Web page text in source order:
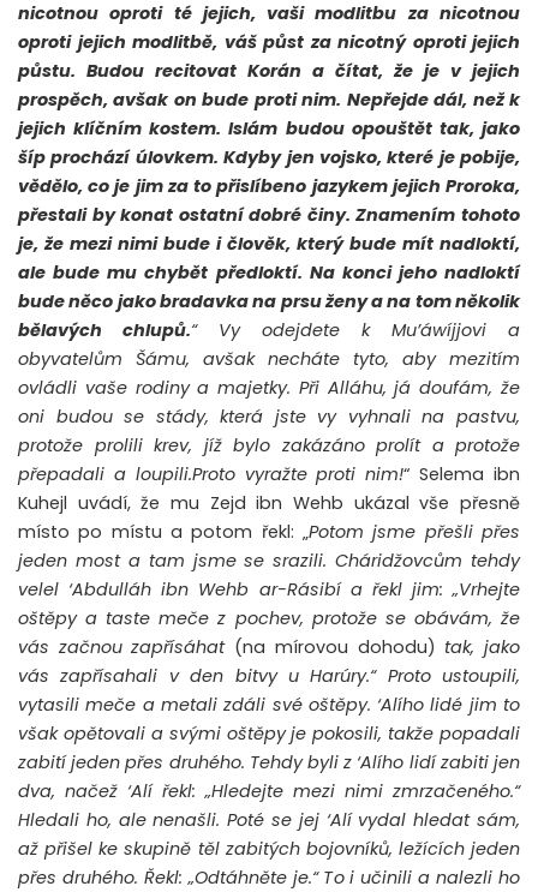
nicotnou oproti té jejich, vaši modlitbu za nicotnou
oproti jejich modlitbě, váš půst za nicotný oproti jejich
půstu. Budou recitovat Korán a čítat, že je v jejich
prospěch, avšak on bude proti nim. Nepřejde dál, než k
jejich klíčním kostem. Islám budou opouštět tak, jako
šíp prochází úlovkem.Kdyby jen vojsko, které je pobije,
vědělo, co je jim za to přislíbeno jazykem jejich Proroka,
přestali by konat ostatní dobré činy. Znamením tohoto
je, že mezi nimi bude i člověk, který bude mít nadloktí,
ale bude mu chybět předloktí. Na konci jeho nadloktí
bude něco jako bradavka na prsu ženy a na tom několik
bělavých chlupů.“ Vy odejdete k Mu’áwíjjovi a
obyvatelům Šámu, avšak necháte tyto, aby mezitím
ovládli vaše rodiny a majetky. Při Alláhu, já doufám, že
oni budou se stády, která jste vy vyhnali na pastvu,
protože prolili krev, jíž bylo zakázáno prolít a protože
přepadali a loupili.Proto vyražte proti nim!“ Selema ibn
Kuhejl uvádí, že mu Zejd ibn Wehb ukázal vše přesně
místo po místu a potom řekl: „Potom jsme přešli přes
jeden most a tam jsme se srazili. Cháridžovcům tehdy
velel ‘Abdulláh ibn Wehb ar-Rásibí a řekl jim: „Vrhejte
oštěpy a taste meče z pochev, protože se obávám, že
vás začnou zapřísáhat (na mírovou dohodu) tak, jako
vás zapřísahali v den bitvy u Harúry.“ Proto ustoupili,
vytasili meče a metali zdáli své oštěpy. ‘Alího lidé jim to
však opětovali a svými oštěpy je pokosili, takže popadali
zabití jeden přes druhého. Tehdy byli z ‘Alího lidí zabiti jen
dva, načež ‘Alí řekl: „Hledejte mezi nimi zmrzačeného.“
Hledali ho, ale nenašli. Poté se jej ‘Alí vydal hledat sám,
až přišel ke skupině těl zabitých bojovníků, ležících jeden
přes druhého. Řekl: „Odtáhněte je.“ To i učinili a nalezli ho